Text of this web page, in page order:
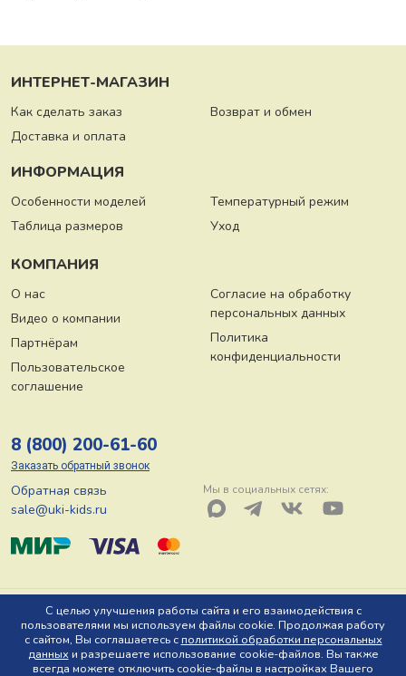
С целью улучшения работы сайта и его взаимодействия с
пользователями мы используем файлы cookie. Продолжая работу
с сайтом, Вы соглашаетесь сполитикой обработки персональных
данных и разрешаете использование cookie-файлов. Вы также
всегда можете отключить cookie-файлы в настройках Вашего
ИНТЕРНЕТ-МАГАЗИН
Как сделать заказ
Доставка и оплата
Возврат и обмен
ИНФОРМАЦИЯ
Особенности моделей
Таблица размеров
Температурный режим
Уход
КОМПАНИЯ
О нас
Видео о компании
Партнёрам
Пользовательское
соглашение
Согласие на обработку
персональных данных
Политика
конфиденциальности
8 (800) 200-61-60
Заказать обратный звонок
Обратная связь
sale@uki-kids.ru
Мы в социальных сетях:
© ООО «Юки-кидс» 2026, Тел: 8 (800) 200-61-60, Адрес: 150044 г.
Ярославль, пр-т Октября, д. 78 Ю